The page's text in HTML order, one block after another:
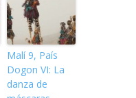
Malí 9, País
Dogon VI: La
danza de